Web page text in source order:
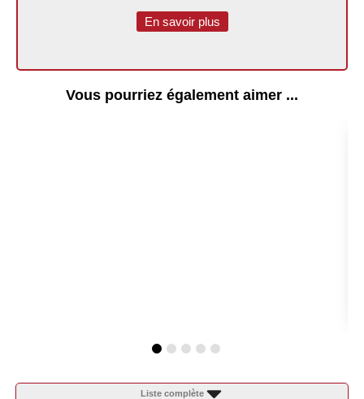
En savoir plus
Vous pourriez également aimer ...
Liste complète